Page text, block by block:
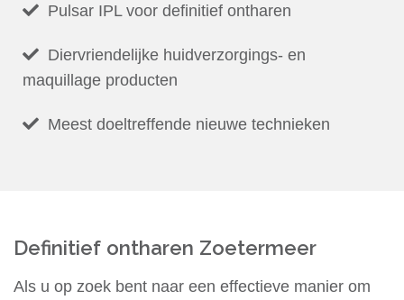
Pulsar IPL voor definitief ontharen
Diervriendelijke huidverzorgings- en
maquillage producten
Meest doeltreffende nieuwe technieken
Definitief ontharen Zoetermeer
Als u op zoek bent naar een effectieve manier om